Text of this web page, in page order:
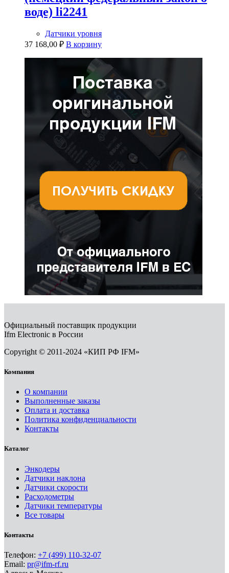
воде) li2241
Датчики уровня
37 168,00 ₽ В корзину
Официальный поставщик продукции
Ifm Electronic в России
Copyright © 2011-2024 «КИП РФ IFM»
Компания
О компании
Выполненные заказы
Оплата и доставка
Политика конфиденциальности
Контакты
Каталог
Энкодеры
Датчики наклона
Датчики скорости
Расходометры
Датчики температуры
Все товары
Контакты
Телефон: +7 (499) 110-32-07
Email: pr@ifm-rf.ru